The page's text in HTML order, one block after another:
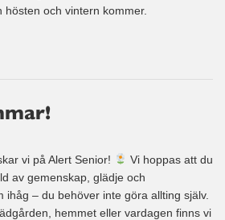
och vintern kommer.
vi på Alert Senior!
Vi hoppas att du
av gemenskap, glädje och
ihåg – du behöver inte göra allting själv.
hemmet eller vardagen finns vi